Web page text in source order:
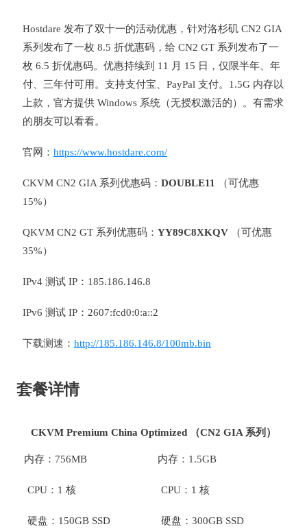
Hostdare 发布了双十一的活动优惠，针对洛杉矶 CN2 GIA
系列发布了一枚 8.5 折优惠码，给 CN2 GT 系列发布了一
枚 6.5 折优惠码。优惠持续到 11 月 15 日，仅限半年、年
付、三年付可用。支持支付宝、PayPal 支付。1.5G 内存以
上款，官方提供 Windows 系统（无授权激活的）。有需求
的朋友可以看看。
官网： https://www.hostdare.com/
CKVM CN2 GIA 系列优惠码： DOUBLE11
（可优惠
15%）
QKVM CN2 GT 系列优惠码： YY89C8XKQV （可优惠
35%）
IPv4 测试 IP：185.186.146.8
IPv6 测试 IP：2607:fcd0:0:a::2
下载测速： http://185.186.146.8/100mb.bin
套餐详情
CKVM Premium China Optimized （CN2 GIA 系列）
内存：756MB
CPU：1 核
硬盘：150GB SSD
内存：1.5GB
CPU：1 核
硬盘：300GB SSD